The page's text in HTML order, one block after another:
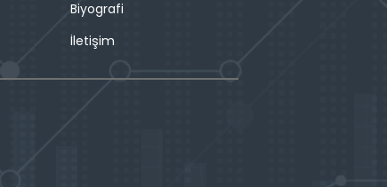
Biyografi
İletişim